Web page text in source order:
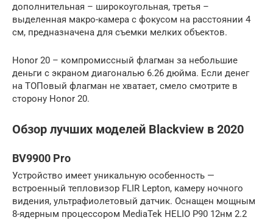
дополнительная – широкоугольная, третья –
выделенная макро-камера с фокусом на расстоянии 4
см, предназначена для съемки мелких объектов.
Honor 20 – компромиссный флагман за небольшие
деньги с экраном диагональю 6.26 дюйма. Если денег
на ТОПовый флагман не хватает, смело смотрите в
сторону Honor 20.
Обзор лучших моделей Blackview в 2020
BV9900 Pro
Устройство имеет уникальную особенность —
встроенный тепловизор FLIR Lepton, камеру ночного
видения, ультрафиолетовый датчик. Оснащен мощным
8-ядерным процессором MediaTek HELIO P90 12нм 2.2